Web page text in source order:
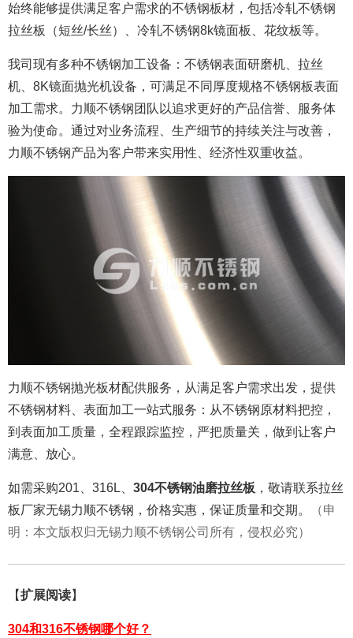
始终能够提供满足客户需求的不锈钢板材，包括冷轧不锈钢
拉丝板（短丝/长丝）、冷轧不锈钢8k镜面板、花纹板等。
我司现有多种不锈钢加工设备：不锈钢表面研磨机、拉丝
机、8K镜面抛光机设备，可满足不同厚度规格不锈钢板表面
加工需求。力顺不锈钢团队以追求更好的产品信誉、服务体
验为使命。通过对业务流程、生产细节的持续关注与改善，
力顺不锈钢产品为客户带来实用性、经济性双重收益。
力顺不锈钢抛光板材配供服务，从满足客户需求出发，提供
不锈钢材料、表面加工一站式服务：从不锈钢原材料把控，
到表面加工质量，全程跟踪监控，严把质量关，做到让客户
满意、放心。
如需采购201、316L、 304不锈钢油磨拉丝板 ，敬请联系拉丝
板厂家无锡力顺不锈钢，价格实惠，保证质量和交期。
（申
明：本文版权归无锡力顺不锈钢公司所有，侵权必究）
【扩展阅读】
304和316不锈钢哪个好？